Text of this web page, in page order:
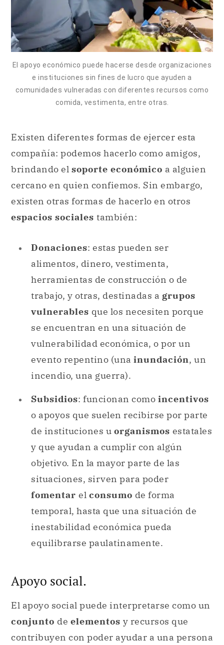
El apoyo económico puede hacerse desde organizaciones
e instituciones sin fines de lucro que ayuden a
comunidades vulneradas con diferentes recursos como
comida, vestimenta, entre otras.
Existen diferentes formas de ejercer esta
compañía: podemos hacerlo como amigos,
brindando el soporte económico a alguien
cercano en quien confiemos. Sin embargo,
existen otras formas de hacerlo en otros
espacios sociales también:
Donaciones: estas pueden ser
alimentos, dinero, vestimenta,
herramientas de construcción o de
trabajo, y otras, destinadas a grupos
vulnerables que los necesiten porque
se encuentran en una situación de
vulnerabilidad económica, o por un
evento repentino (una inundación, un
incendio, una guerra).
Subsidios: funcionan como incentivos
o apoyos que suelen recibirse por parte
de instituciones u organismos estatales
y que ayudan a cumplir con algún
objetivo. En la mayor parte de las
situaciones, sirven para poder
fomentar el consumo de forma
temporal, hasta que una situación de
inestabilidad económica pueda
equilibrarse paulatinamente.
Apoyo social.
El apoyo social puede interpretarse como un
conjunto de elementos y recursos que
contribuyen con poder ayudar a una persona